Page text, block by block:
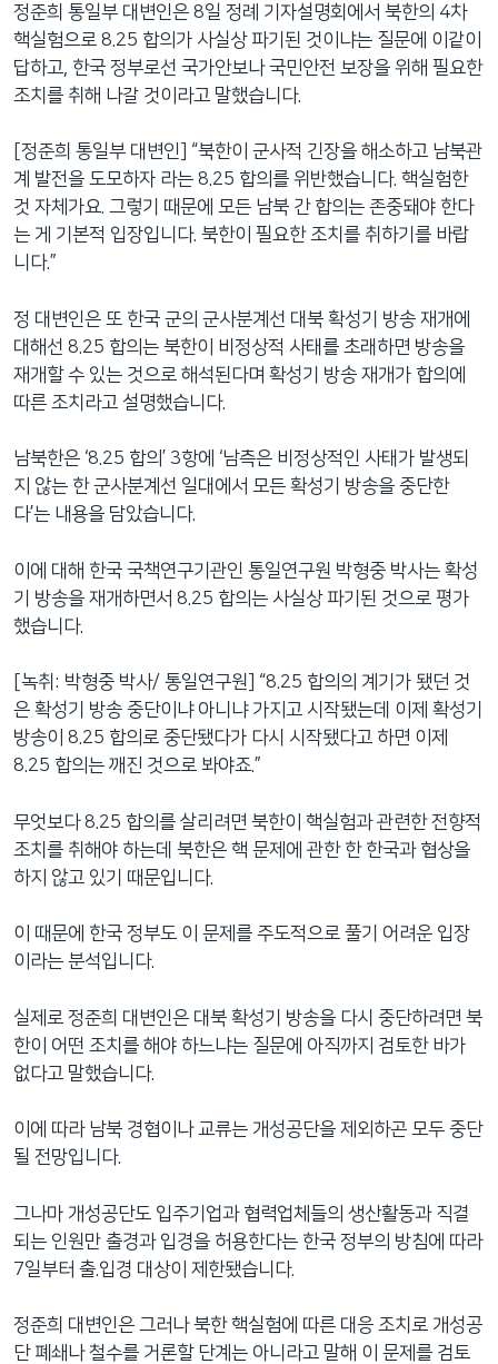
정준희 통일부 대변인은 8일 정례 기자설명회에서 북한의 4차
핵실험으로 8.25 합의가 사실상 파기된 것이냐는 질문에 이같이
답하고, 한국 정부로선 국가안보나 국민안전 보장을 위해 필요한
조치를 취해 나갈 것이라고 말했습니다.
[정준희 통일부 대변인] “북한이 군사적 긴장을 해소하고 남북관
계 발전을 도모하자 라는 8.25 합의를 위반했습니다. 핵실험한
것 자체가요. 그렇기 때문에 모든 남북 간 합의는 존중돼야 한다
는 게 기본적 입장입니다. 북한이 필요한 조치를 취하기를 바랍
니다.”
정 대변인은 또 한국 군의 군사분계선 대북 확성기 방송 재개에
대해선 8.25 합의는 북한이 비정상적 사태를 초래하면 방송을
재개할 수 있는 것으로 해석된다며 확성기 방송 재개가 합의에
따른 조치라고 설명했습니다.
남북한은 ‘8.25 합의’ 3항에 ‘남측은 비정상적인 사태가 발생되
지 않는 한 군사분계선 일대에서 모든 확성기 방송을 중단한
다’는 내용을 담았습니다.
이에 대해 한국 국책연구기관인 통일연구원 박형중 박사는 확성
기 방송을 재개하면서 8.25 합의는 사실상 파기된 것으로 평가
했습니다.
[녹취: 박형중 박사/ 통일연구원] “8.25 합의의 계기가 됐던 것
은 확성기 방송 중단이냐 아니냐 가지고 시작됐는데 이제 확성기
방송이 8.25 합의로 중단됐다가 다시 시작됐다고 하면 이제
8.25 합의는 깨진 것으로 봐야죠.”
무엇보다 8.25 합의를 살리려면 북한이 핵실험과 관련한 전향적
조치를 취해야 하는데 북한은 핵 문제에 관한 한 한국과 협상을
하지 않고 있기 때문입니다.
이 때문에 한국 정부도 이 문제를 주도적으로 풀기 어려운 입장
이라는 분석입니다.
실제로 정준희 대변인은 대북 확성기 방송을 다시 중단하려면 북
한이 어떤 조치를 해야 하느냐는 질문에 아직까지 검토한 바가
없다고 말했습니다.
이에 따라 남북 경협이나 교류는 개성공단을 제외하곤 모두 중단
될 전망입니다.
그나마 개성공단도 입주기업과 협력업체들의 생산활동과 직결
되는 인원만 출경과 입경을 허용한다는 한국 정부의 방침에 따라
7일부터 출.입경 대상이 제한됐습니다.
정준희 대변인은 그러나 북한 핵실험에 따른 대응 조치로 개성공
단 폐쇄나 철수를 거론할 단계는 아니라고 말해 이 문제를 검토